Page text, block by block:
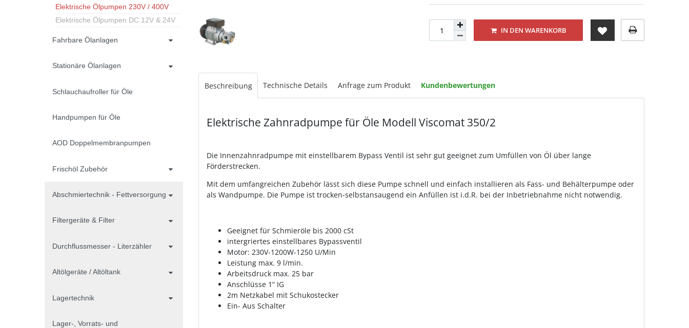
Elektrische Ölpumpen 230V / 400V
Elektrische Ölpumpen DC 12V & 24V
Fahrbare Ölanlagen
Stationäre Ölanlagen
Schlauchaufroller für Öle
Handpumpen für Öle
AOD Doppelmembranpumpen
Frischöl Zubehör
Abschmiertechnik - Fettversorgung
Filtergeräte & Filter
Durchflussmesser - Literzähler
Altölgeräte / Altöltank
Lagertechnik
Lager-, Vorrats- und
IN DEN WARENKORB
Beschreibung Technische Details Anfrage zum Produkt Kundenbewertungen
Elektrische Zahnradpumpe für Öle Modell Viscomat 350/2
Die Innenzahnradpumpe mit einstellbarem Bypass Ventil ist sehr gut geeignet zum Umfüllen von Öl über lange
Förderstrecken.
Mit dem umfangreichen Zubehör lässt sich diese Pumpe schnell und einfach installieren als Fass- und Behälterpumpe oder
als Wandpumpe. Die Pumpe ist trocken-selbstansaugend ein Anfüllen ist i.d.R. bei der Inbetriebnahme nicht notwendig.
Geeignet für Schmieröle bis 2000 cSt
intergriertes einstellbares Bypassventil
Motor: 230V-1200W-1250 U/Min
Leistung max. 9 l/min.
Arbeitsdruck max. 25 bar
Anschlüsse 1“ IG
2m Netzkabel mit Schukostecker
Ein- Aus Schalter